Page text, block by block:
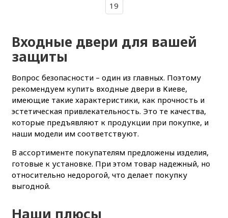
19
Входные двери для вашей
защиты
Вопрос безопасности – один из главных. Поэтому
рекомендуем купить входные двери в Киеве,
имеющие такие характеристики, как прочность и
эстетическая привлекательность. Это те качества,
которые предъявляют к продукции при покупке, и
наши модели им соответствуют.
В ассортименте покупателям предложены изделия,
готовые к установке. При этом товар надежный, но
относительно недорогой, что делает покупку
выгодной.
Наши плюсы